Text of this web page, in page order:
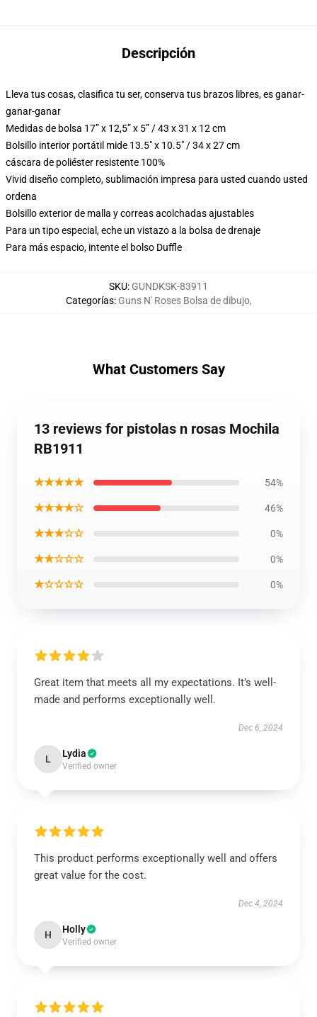
Descripción
Lleva tus cosas, clasifica tu ser, conserva tus brazos libres, es ganar-
ganar-ganar
Medidas de bolsa 17” x 12,5” x 5” / 43 x 31 x 12 cm
Bolsillo interior portátil mide 13.5" x 10.5" / 34 x 27 cm
cáscara de poliéster resistente 100%
Vivid diseño completo, sublimación impresa para usted cuando usted
ordena
Bolsillo exterior de malla y correas acolchadas ajustables
Para un tipo especial, eche un vistazo a la bolsa de drenaje
Para más espacio, intente el bolso Duffle
SKU: GUNDKSK-83911
Categorías: Guns N' Roses Bolsa de dibujo,
What Customers Say
13 reviews for pistolas n rosas Mochila
RB1911
★★★★★ 54%
★★★★☆ 46%
★★★☆☆ 0%
★★☆☆☆ 0%
★☆☆☆☆ 0%
Great item that meets all my expectations. It’s well-
made and performs exceptionally well.
Dec 6, 2024
L Lydia
Verified owner
This product performs exceptionally well and offers
great value for the cost.
Dec 4, 2024
H Holly
Verified owner